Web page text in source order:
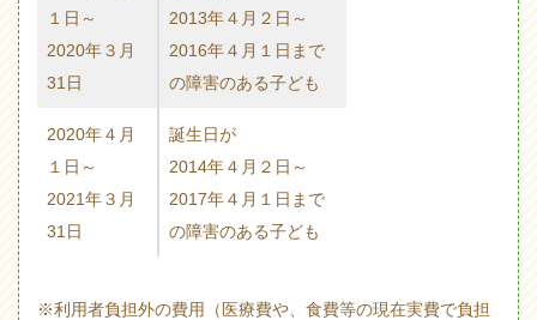
１日～
2020年３月
31日
2013年４月２日～
2016年４月１日まで
の障害のある子ども
2020年４月
１日～
2021年３月
31日
誕生日が
2014年４月２日～
2017年４月１日まで
の障害のある子ども
※利用者負担外の費用（医療費や、食費等の現在実費で負担